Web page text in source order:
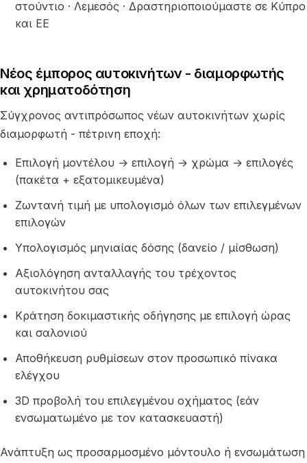
στούντιο · Λεμεσός · Δραστηριοποιούμαστε σε Κύπρο
και ΕΕ
Νέος έμπορος αυτοκινήτων - διαμορφωτής
και χρηματοδότηση
Σύγχρονος αντιπρόσωπος νέων αυτοκινήτων χωρίς
διαμορφωτή - πέτρινη εποχή:
Επιλογή μοντέλου → επιλογή → χρώμα → επιλογές
(πακέτα + εξατομικευμένα)
Ζωντανή τιμή με υπολογισμό όλων των επιλεγμένων
επιλογών
Υπολογισμός μηνιαίας δόσης (δανείο / μίσθωση)
Αξιολόγηση ανταλλαγής του τρέχοντος
αυτοκινήτου σας
Κράτηση δοκιμαστικής οδήγησης με επιλογή ώρας
και σαλονιού
Αποθήκευση ρυθμίσεων στον προσωπικό πίνακα
ελέγχου
3D προβολή του επιλεγμένου οχήματος (εάν
ενσωματωμένο με τον κατασκευαστή)
Ανάπτυξη ως προσαρμοσμένο μόντουλο ή ενσωμάτωση